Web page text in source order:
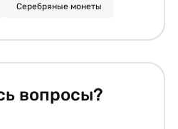
Серебряные монеты
вопросы?